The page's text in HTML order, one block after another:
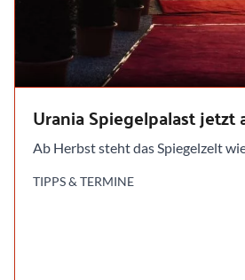
Urania Spiegelpalast jetzt
Ab Herbst steht das Spiegelzelt
TIPPS & TERMINE